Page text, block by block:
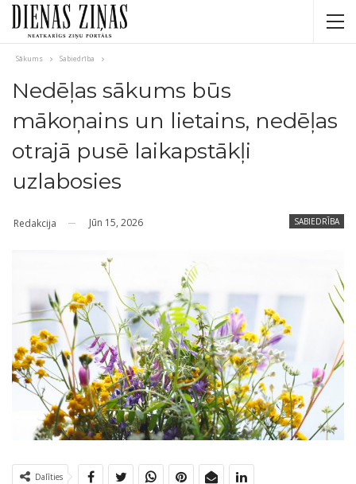
Sākums Sabiedrība
Nedēļas sākums būs
mākoņains un lietains, nedēļas
otrajā pusē laikapstākļi
uzlabosies
SABIEDRĪBA
Redakcija Jūn 15, 2026
Dalīties